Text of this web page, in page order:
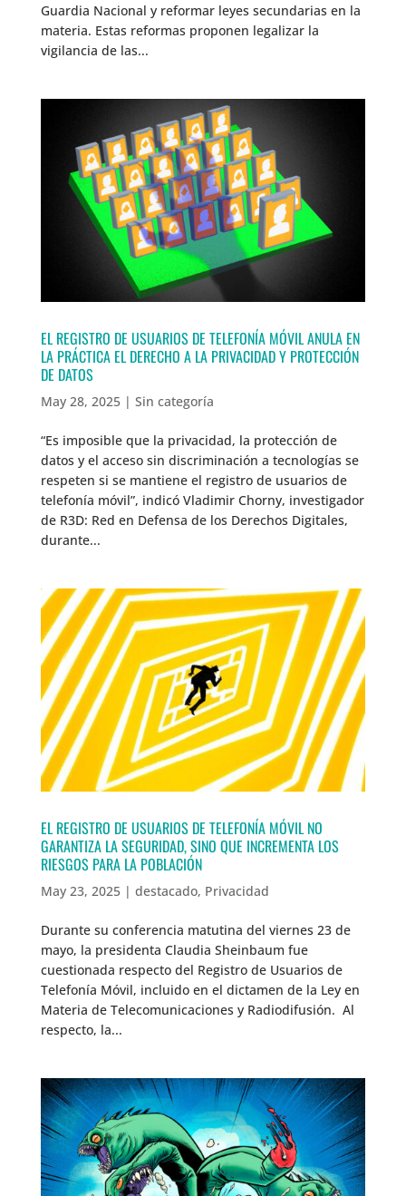
Guardia Nacional y reformar leyes secundarias en la
materia. Estas reformas proponen legalizar la
vigilancia de las...
EL REGISTRO DE USUARIOS DE TELEFONÍA MÓVIL ANULA EN
LA PRÁCTICA EL DERECHO A LA PRIVACIDAD Y PROTECCIÓN
DE DATOS
May 28, 2025| Sin categoría
“Es imposible que la privacidad, la protección de
datos y el acceso sin discriminación a tecnologías se
respeten si se mantiene el registro de usuarios de
telefonía móvil”, indicó Vladimir Chorny, investigador
de R3D: Red en Defensa de los Derechos Digitales,
durante...
EL REGISTRO DE USUARIOS DE TELEFONÍA MÓVIL NO
GARANTIZA LA SEGURIDAD, SINO QUE INCREMENTA LOS
RIESGOS PARA LA POBLACIÓN
May 23, 2025| destacado, Privacidad
Durante su conferencia matutina del viernes 23 de
mayo, la presidenta Claudia Sheinbaum fue
cuestionada respecto del Registro de Usuarios de
Telefonía Móvil, incluido en el dictamen de la Ley en
Materia de Telecomunicaciones y Radiodifusión. Al
respecto, la...